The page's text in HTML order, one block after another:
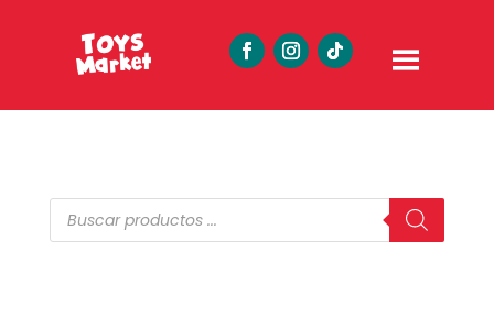
Búsqueda
de
productos